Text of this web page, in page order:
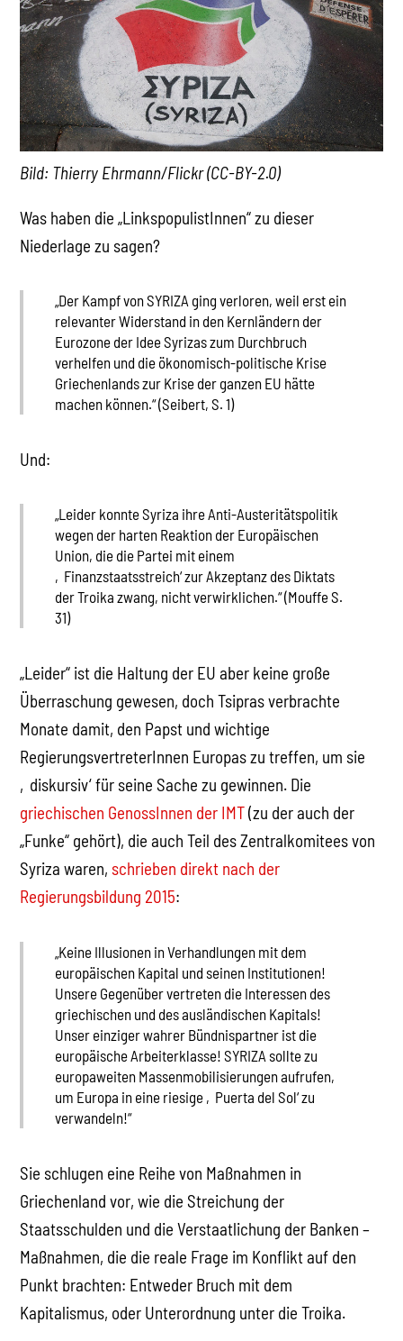
Bild: Thierry Ehrmann/Flickr (CC-BY-2.0)
Was haben die „LinkspopulistInnen“ zu dieser
Niederlage zu sagen?
„Der Kampf von SYRIZA ging verloren, weil erst ein
relevanter Widerstand in den Kernländern der
Eurozone der Idee Syrizas zum Durchbruch
verhelfen und die ökonomisch-politische Krise
Griechenlands zur Krise der ganzen EU hätte
machen können.“ (Seibert, S. 1)
Und:
„Leider konnte Syriza ihre Anti-Austeritätspolitik
wegen der harten Reaktion der Europäischen
Union, die die Partei mit einem
‚Finanzstaatsstreich‘ zur Akzeptanz des Diktats
der Troika zwang, nicht verwirklichen.“ (Mouffe S.
31)
„Leider“ ist die Haltung der EU aber keine große
Überraschung gewesen, doch Tsipras verbrachte
Monate damit, den Papst und wichtige
RegierungsvertreterInnen Europas zu treffen, um sie
‚diskursiv‘ für seine Sache zu gewinnen. Die
griechischen GenossInnen der IMT(zu der auch der
„Funke“ gehört), die auch Teil des Zentralkomitees von
Syriza waren, schrieben direkt nach der
Regierungsbildung 2015:
„Keine Illusionen in Verhandlungen mit dem
europäischen Kapital und seinen Institutionen!
Unsere Gegenüber vertreten die Interessen des
griechischen und des ausländischen Kapitals!
Unser einziger wahrer Bündnispartner ist die
europäische Arbeiterklasse! SYRIZA sollte zu
europaweiten Massenmobilisierungen aufrufen,
um Europa in eine riesige ‚Puerta del Sol‘ zu
verwandeln!“
Sie schlugen eine Reihe von Maßnahmen in
Griechenland vor, wie die Streichung der
Staatsschulden und die Verstaatlichung der Banken –
Maßnahmen, die die reale Frage im Konflikt auf den
Punkt brachten: Entweder Bruch mit dem
Kapitalismus, oder Unterordnung unter die Troika.